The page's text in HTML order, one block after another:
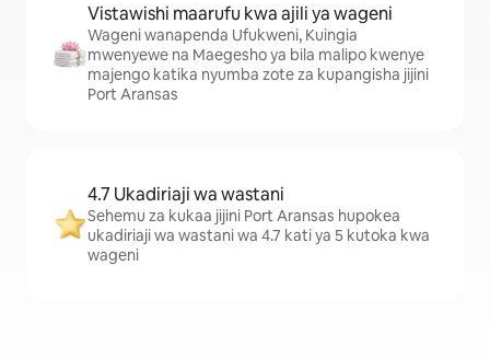
Vistawishi maarufu kwa ajili ya wageni
Wageni wanapenda Ufukweni, Kuingia
mwenyewe na Maegesho ya bila malipo kwenye
majengo katika nyumba zote za kupangisha jijini
Port Aransas
4.7 Ukadiriaji wa wastani
Sehemu za kukaa jijini Port Aransas hupokea
ukadiriaji wa wastani wa 4.7 kati ya 5 kutoka kwa
wageni